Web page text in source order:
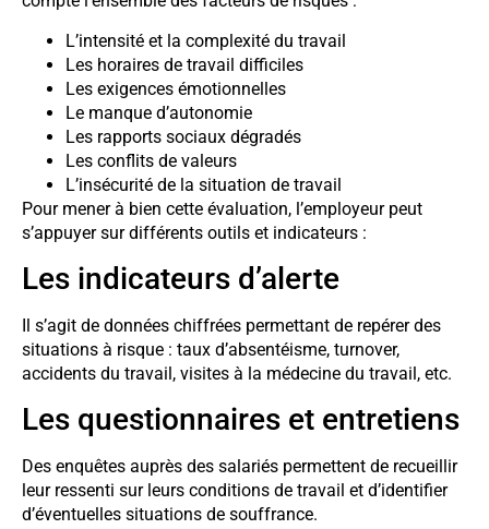
L’intensité et la complexité du travail
Les horaires de travail difficiles
Les exigences émotionnelles
Le manque d’autonomie
Les rapports sociaux dégradés
Les conflits de valeurs
L’insécurité de la situation de travail
Pour mener à bien cette évaluation, l’employeur peut
s’appuyer sur différents outils et indicateurs :
Les indicateurs d’alerte
Il s’agit de données chiffrées permettant de repérer des
situations à risque : taux d’absentéisme, turnover,
accidents du travail, visites à la médecine du travail, etc.
Les questionnaires et entretiens
Des enquêtes auprès des salariés permettent de recueillir
leur ressenti sur leurs conditions de travail et d’identifier
d’éventuelles situations de souffrance.